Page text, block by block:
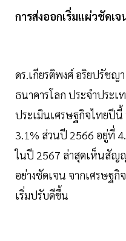
การส่งออกเริ่มแผ่วชัดเจ
ดร.เกียรติพงศ์ อริยปรัชญ
ธนาคารโลก ประจำประเ
ประเมินเศรษฐกิจไทยปีนี้
3.1% ส่วนปี 2566 อยู่ที่
ในปี 2567 ล่าสุดเห็นสัญ
อย่างชัดเจน จากเศรษฐกิ
เริ่มปรับดีขึ้น